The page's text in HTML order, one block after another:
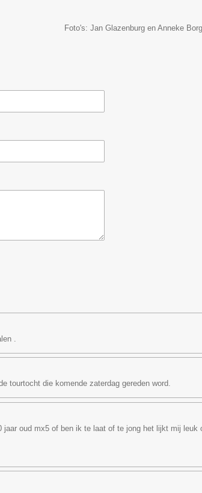
Foto's: Jan Glazenburg en Anneke Borg.
.
tourtocht die komende zaterdag gereden word.
jaar oud mx5 of ben ik te laat of te jong het lijkt mij leuk